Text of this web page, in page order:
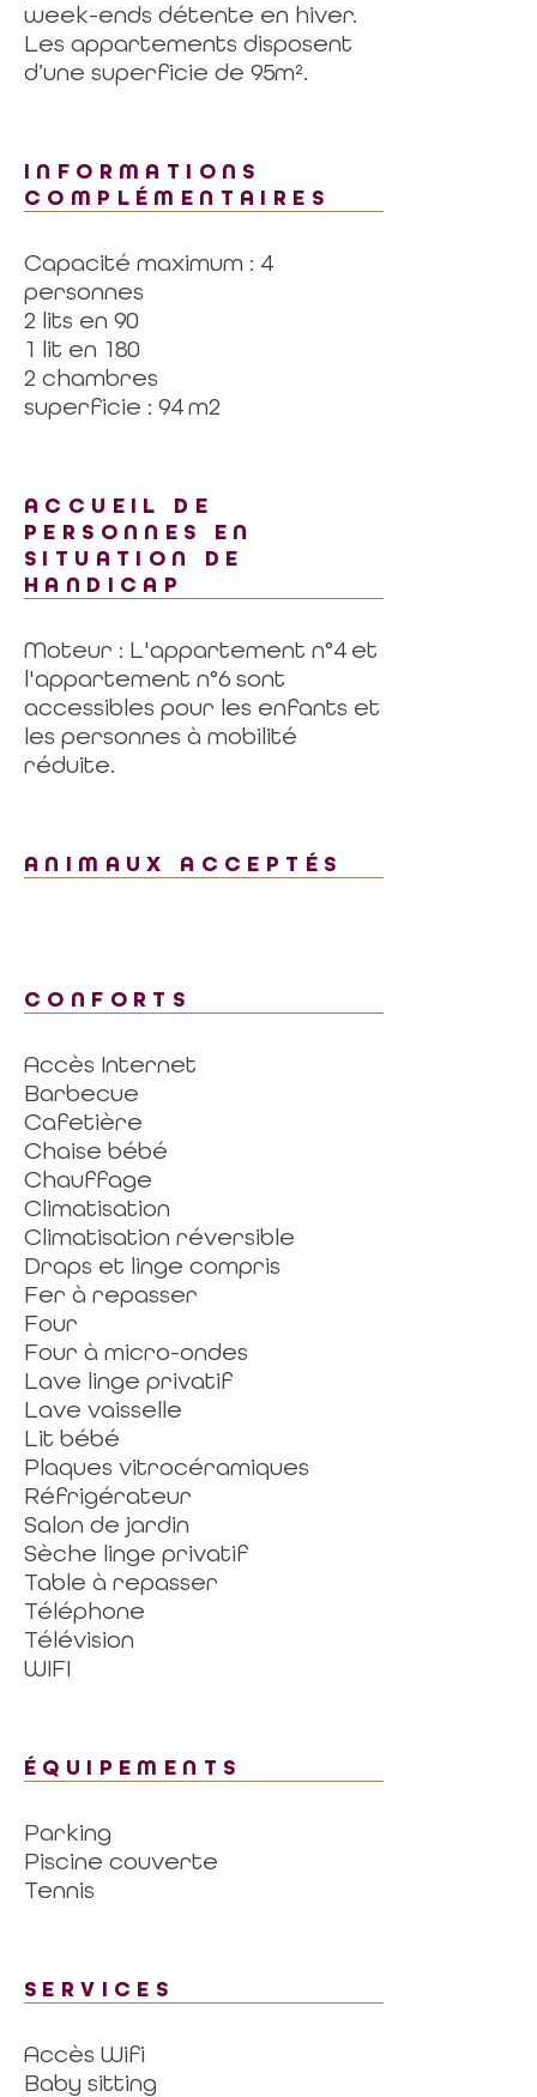
week-ends détente en hiver.
Les appartements disposent
d’une superficie de 95m².
INFORMATIONS
COMPLÉMENTAIRES
Capacité maximum : 4
personnes
2 lits en 90
1 lit en 180
2 chambres
superficie : 94 m2
ACCUEIL DE
PERSONNES EN
SITUATION DE
HANDICAP
Moteur : L'appartement n°4 et
l'appartement n°6 sont
accessibles pour les enfants et
les personnes à mobilité
réduite.
ANIMAUX ACCEPTÉS
CONFORTS
Accès Internet
Barbecue
Cafetière
Chaise bébé
Chauffage
Climatisation
Climatisation réversible
Draps et linge compris
Fer à repasser
Four
Four à micro-ondes
Lave linge privatif
Lave vaisselle
Lit bébé
Plaques vitrocéramiques
Réfrigérateur
Salon de jardin
Sèche linge privatif
Table à repasser
Téléphone
Télévision
WIFI
ÉQUIPEMENTS
Parking
Piscine couverte
Tennis
SERVICES
Accès Wifi
Baby sitting